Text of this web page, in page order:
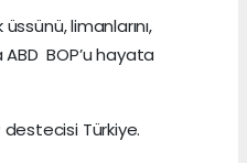
limanlarını,
ABD BOP’u hayata
destecisi Türkiye.